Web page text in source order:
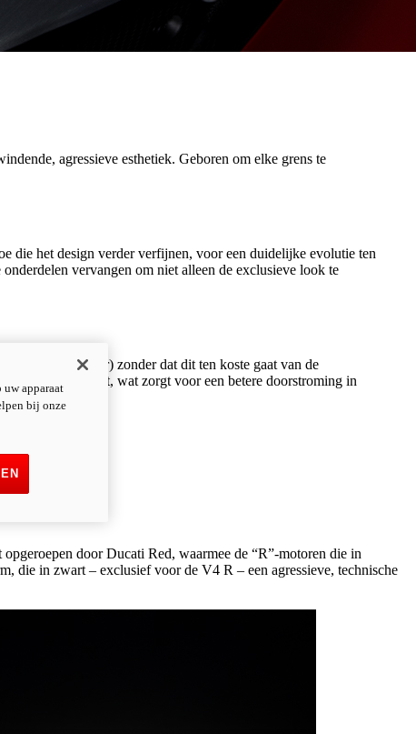
agressieve esthetiek. Geboren om elke grens te
die het design verder verfijnen, voor een duidelijke evolutie ten
vervangen om niet alleen de exclusieve look te
de katalysator) zonder dat dit ten koste gaat van de
binnenkant, wat zorgt voor een betere doorstroming in
V4 R.
door Ducati Red, waarmee de “R”-motoren die in
die in zwart – exclusief voor de V4 R – een agressieve, technische
apparaat
bij onze